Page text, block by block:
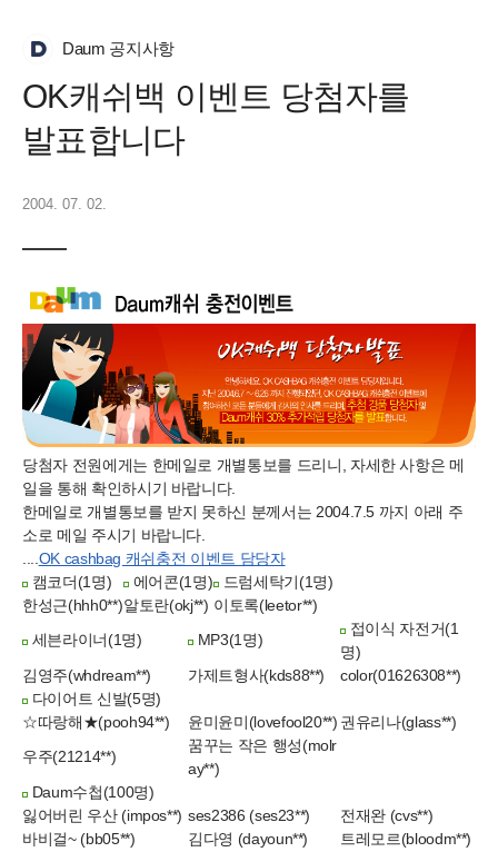
Daum 공지사항
OK캐쉬백 이벤트 당첨자를
발표합니다
2004. 07. 02.
당첨자 전원에게는 한메일로 개별통보를 드리니, 자세한 사항은 메
일을 통해 확인하시기 바랍니다.
한메일로 개별통보를 받지 못하신 분께서는 2004.7.5 까지 아래 주
소로 메일 주시기 바랍니다.
OK cashbag 캐쉬충전 이벤트 담당자
캠코더(1명)
에어콘(1명)
드럼세탁기(1명)
한성근(hhh0**)알토란(okj**) 이토록(leetor**)
세븐라이너(1명)
MP3(1명)
접이식 자전거(1
명)
김영주(whdream**)
가제트형사(kds88**)
color(01626308**)
다이어트 신발(5명)
☆따랑해★(pooh94**)
윤미윤미(lovefool20**) 권유리나(glass**)
우주(21214**)
꿈꾸는 작은 행성(molr
ay**)
Daum수첩(100명)
잃어버린 우산 (impos**) ses2386 (ses23**)
전재완 (cvs**)
바비걸~ (bb05**)
김다영 (dayoun**)
트레모르(bloodm**)